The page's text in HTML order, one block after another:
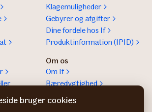
Klagemuligheder
Gebyrer og afgifter
Dine fordele hos If
Produktinformation (IPID)
Om os
Om If
Bæredygtighed
bruger cookies